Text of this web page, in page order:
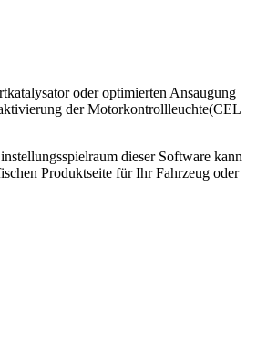
oder optimierten Ansaugung
der Motorkontrollleuchte(CEL
dieser Software kann
Produktseite für Ihr Fahrzeug oder